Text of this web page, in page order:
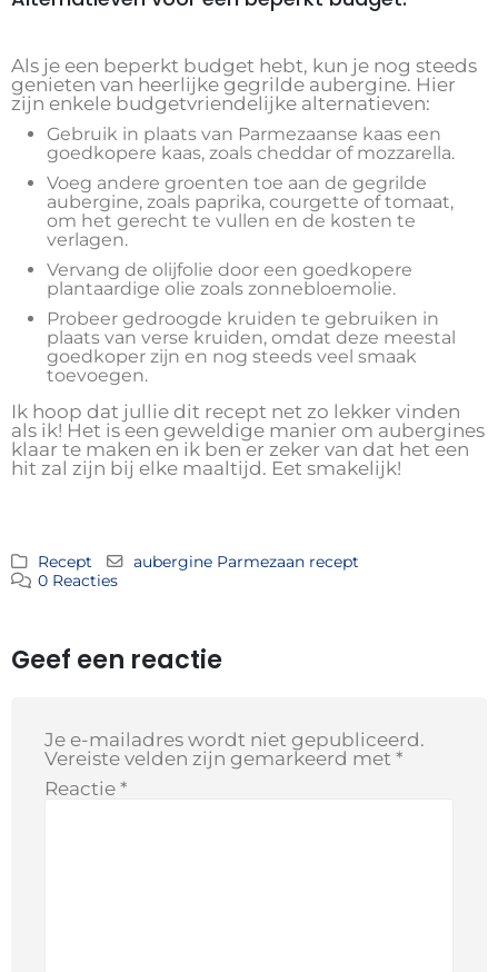
Als je een beperkt budget hebt, kun je nog steeds
genieten van heerlijke gegrilde aubergine. Hier
zijn enkele budgetvriendelijke alternatieven:
Gebruik in plaats van Parmezaanse kaas een
goedkopere kaas, zoals cheddar of mozzarella.
Voeg andere groenten toe aan de gegrilde
aubergine, zoals paprika, courgette of tomaat,
om het gerecht te vullen en de kosten te
verlagen.
Vervang de olijfolie door een goedkopere
plantaardige olie zoals zonnebloemolie.
Probeer gedroogde kruiden te gebruiken in
plaats van verse kruiden, omdat deze meestal
goedkoper zijn en nog steeds veel smaak
toevoegen.
Ik hoop dat jullie dit recept net zo lekker vinden
als ik! Het is een geweldige manier om aubergines
klaar te maken en ik ben er zeker van dat het een
hit zal zijn bij elke maaltijd. Eet smakelijk!
Recept
aubergine Parmezaan recept
0 Reacties
Geef een reactie
Je e-mailadres wordt niet gepubliceerd.
Vereiste velden zijn gemarkeerd met *
Reactie *